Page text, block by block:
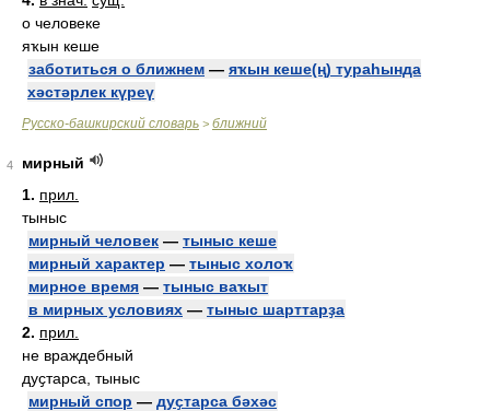
о человеке
яҡын кеше
заботиться о ближнем — яҡын кеше(ң) тураһында
хәстәрлек күреү
Русско-башкирский словарь > ближний
4
мирный
1. прил.
тыныс
мирный человек — тыныс кеше
мирный характер — тыныс холоҡ
мирное время — тыныс ваҡыт
в мирных условиях — тыныс шарттарҙа
2. прил.
не враждебный
дуҫтарса, тыныс
мирный спор — дуҫтарса бәхәс